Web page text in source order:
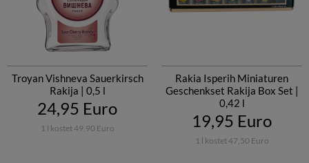
Troyan Vishneva Sauerkirsch
Rakija | 0,5 l
24,95 Euro
1 l kostet 49,90 Euro
Rakia Isperih Miniaturen
Geschenkset Rakija Box Set |
0,42 l
19,95 Euro
1 l kostet 47,50 Euro